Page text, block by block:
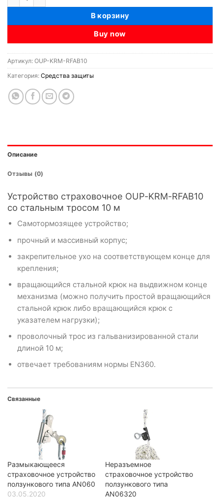
В корзину
Buy now
Артикул: OUP-KRM-RFAB10
Категория: Средства защиты
Описание
Отзывы (0)
Устройство страховочное OUP-KRM-RFAB10
со стальным тросом 10 м
Самотормозящее устройство;
прочный и массивный корпус;
закрепительное ухо на соответствующем конце для
крепления;
вращающийся стальной крюк на выдвижном конце
механизма (можно получить простой вращающийся
стальной крюк либо вращающийся крюк с
указателем нагрузки);
проволочный трос из гальванизированной стали
длиной 10 м;
отвечает требованиям нормы EN360.
Связанные
Размыкающееся
страховочное устройство
ползункового типа AN060
03.05.2020
Неразъемное
страховочное устройство
ползункового типа
AN06320